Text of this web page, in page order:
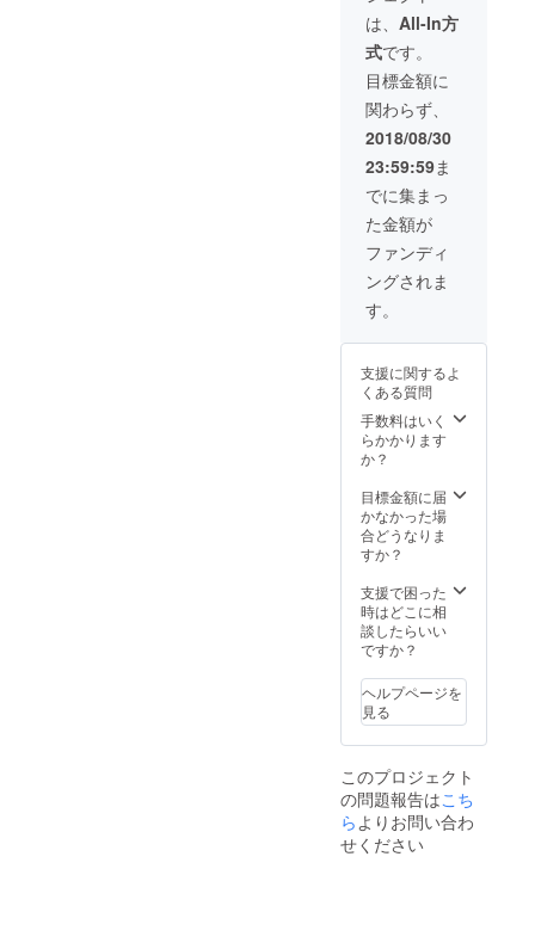
かはお
み！
○cafe楓
「いち
じくの
ドラ
（とよ
みつひ
めのド
ライフ
ルー
ツ）○お
やまの
のさと
や「筑
前町特
産クロ
ぽちゃ
丸～ク
ぷり、
黒糖風
～」
川醤油
屋「こ
いくち
醤油」
身や玉
子かけ
ご飯に
ぴった
○hinom
e「甘木
絞りの
おまか
演芸
祭」共
通チ
ケット2
枚
■朝
倉名産
品お楽
しみ袋
（中）
いろい
ろな朝
倉の名
ら、何
が入っ
ている
かはお
楽し
み！
じくの
ドラ
イ」
めのド
ライフ
ルー
ツ）○お
ふもと
さかね
のさと
や「筑
産クロ
ぽちゃ
丸～ク
ロダマ
ルたっ
よって
失われ
た美し
い朝倉
の風景
が記録
された
長編
ヒュー
マンド
ラマ。
製作：
NPO法
人博多
映画道
（土）
（日）
「朝倉
演芸
祭」共
通チ
枚
■朝
品お楽
しみ袋
（大）
いろい
倉の名
産品の
中か
ら、何
ている
かはお
楽し
み！
○cafe楓
は、 All-In方
式です。
目標金額に
関わらず、
2018/08/30
23:59:59ま
でに集まっ
た金額が
ファンディ
ングされま
す。
支援に関するよ
くある質問
手数料はいく
らかかります
か？
目標金額に届
かなかった場
合どうなりま
すか？
支援で困った
時はどこに相
談したらいい
ですか？
ヘルプページを
見る
このプロジェクト
の問題報告はこち
らよりお問い合わ
せください